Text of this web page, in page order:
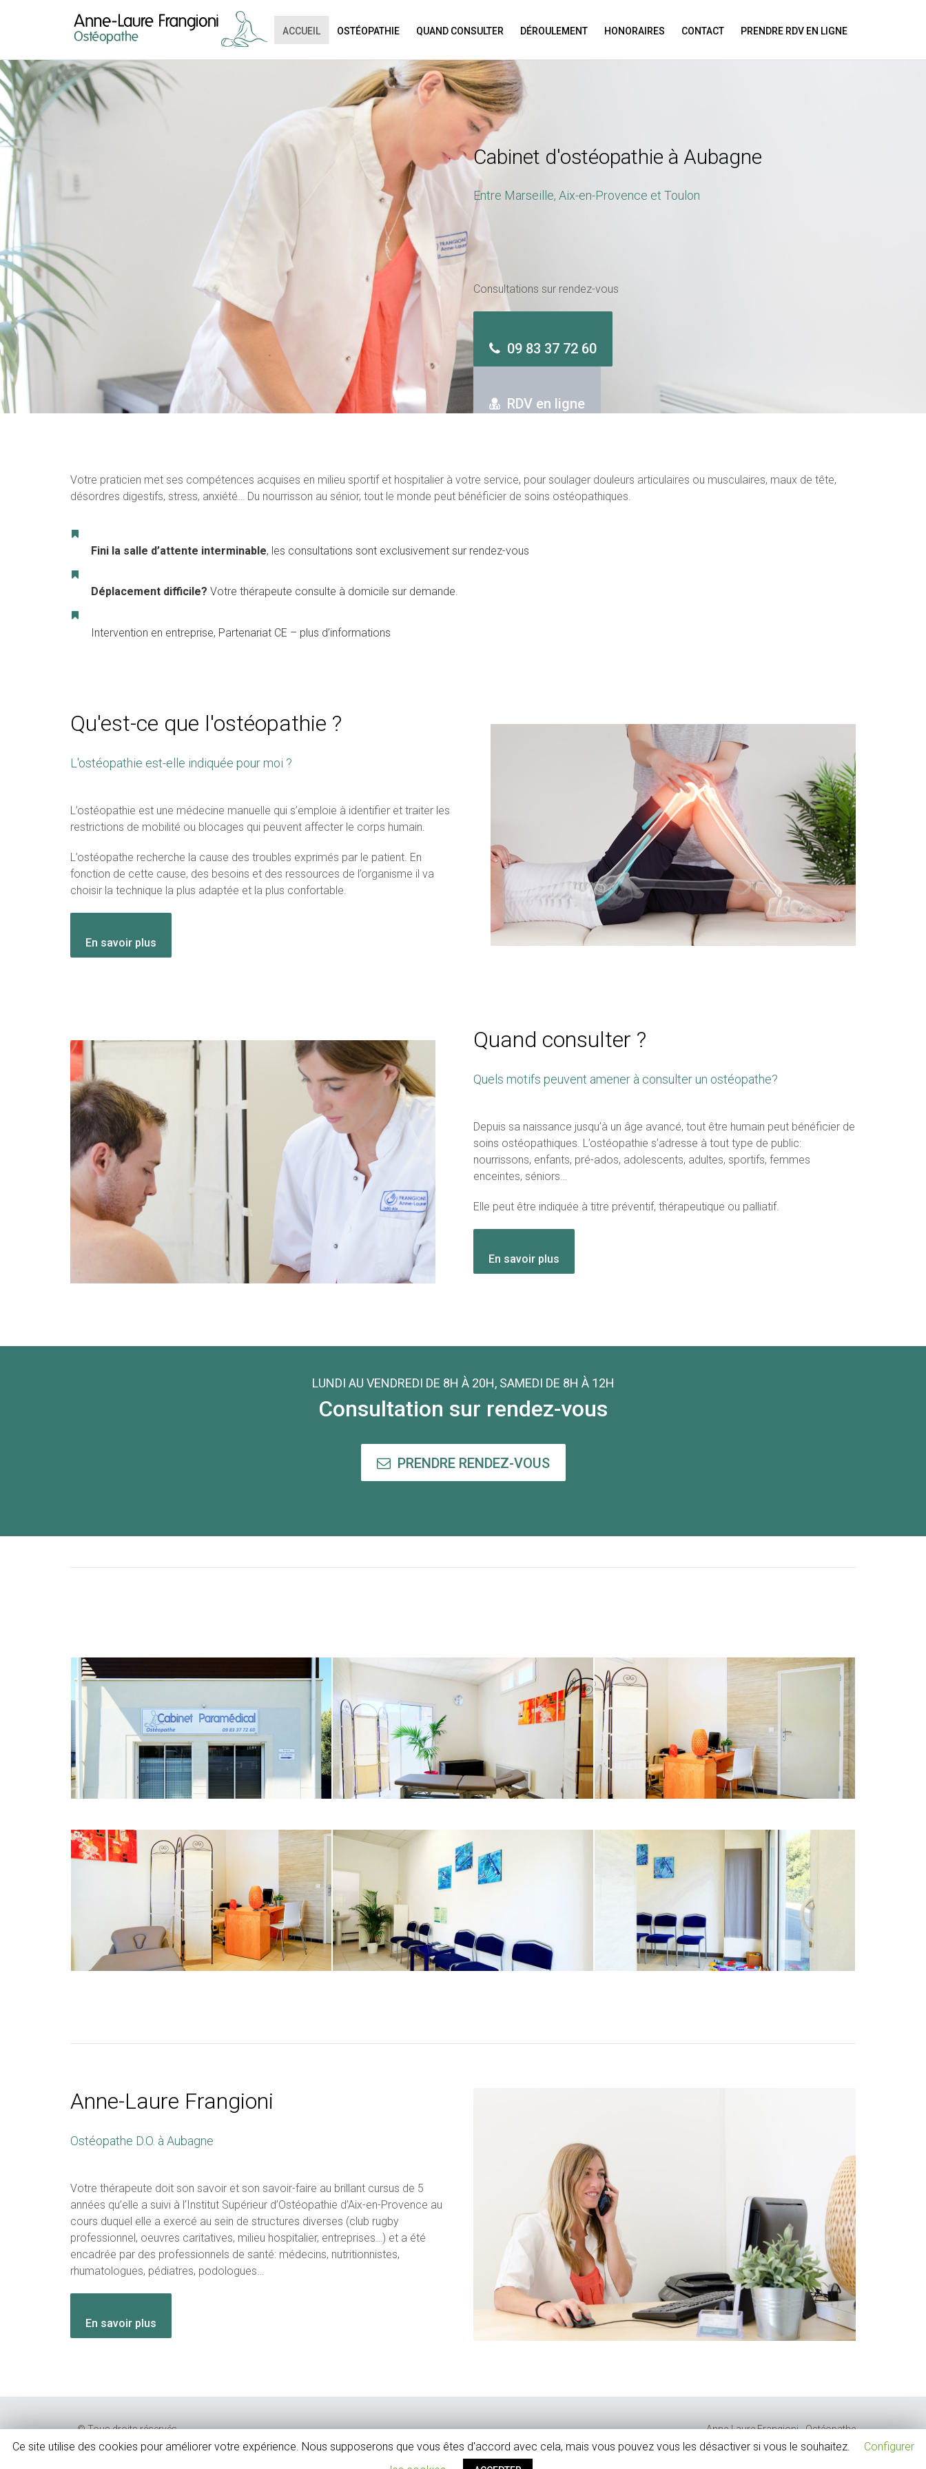
ACCUEIL OSTÉOPATHIE QUAND CONSULTER DÉROULEMENT HONORAIRES CONTACT PRENDRE RDV EN LIGNE
Cabinet d'ostéopathie à Aubagne
Entre Marseille, Aix-en-Provence et Toulon
Consultations sur rendez-vous
09 83 37 72 60
RDV en ligne
Votre praticien met ses compétences acquises en milieu sportif et hospitalier à votre service, pour soulager douleurs articulaires ou musculaires, maux de tête,
désordres digestifs, stress, anxiété… Du nourrisson au sénior, tout le monde peut bénéficier de soins ostéopathiques.
Fini la salle d’attente interminable, les consultations sont exclusivement sur rendez-vous
Déplacement difficile? Votre thérapeute consulte à domicile sur demande.
Intervention en entreprise, Partenariat CE – plus d’informations
Qu'est-ce que l'ostéopathie ?
L'ostéopathie est-elle indiquée pour moi ?
L’ostéopathie est une médecine manuelle qui s’emploie à identifier et traiter les
restrictions de mobilité ou blocages qui peuvent affecter le corps humain.
L’ostéopathe recherche la cause des troubles exprimés par le patient. En
fonction de cette cause, des besoins et des ressources de l’organisme il va
choisir la technique la plus adaptée et la plus confortable.
En savoir plus
Quand consulter ?
Quels motifs peuvent amener à consulter un ostéopathe?
Depuis sa naissance jusqu’à un âge avancé, tout être humain peut bénéficier de
soins ostéopathiques. L’ostéopathie s’adresse à tout type de public:
nourrissons, enfants, pré-ados, adolescents, adultes, sportifs, femmes
enceintes, séniors…
Elle peut être indiquée à titre préventif, thérapeutique ou palliatif.
En savoir plus
LUNDI AU VENDREDI DE 8H À 20H, SAMEDI DE 8H À 12H
Consultation sur rendez-vous
PRENDRE RENDEZ-VOUS
Anne-Laure Frangioni
Ostéopathe D.O. à Aubagne
Votre thérapeute doit son savoir et son savoir-faire au brillant cursus de 5
années qu’elle a suivi à l’Institut Supérieur d’Ostéopathie d’Aix-en-Provence au
cours duquel elle a exercé au sein de structures diverses (club rugby
professionnel, oeuvres caritatives, milieu hospitalier, entreprises…) et a été
encadrée par des professionnels de santé: médecins, nutritionnistes,
rhumatologues, pédiatres, podologues…
En savoir plus
© Tous droits réservés.
Anne-Laure Frangioni - Ostéopathe
206 chemin du Merlancon, 13400 Aubagne
REQUEST AN APPOINTMENT
Upon completing this booking, you will receive a booking confirmation!
[booked-calendar]
Ce site utilise des cookies pour améliorer votre expérience. Nous supposerons que vous êtes d'accord avec cela, mais vous pouvez vous les désactiver si vous le souhaitez.
Configurer